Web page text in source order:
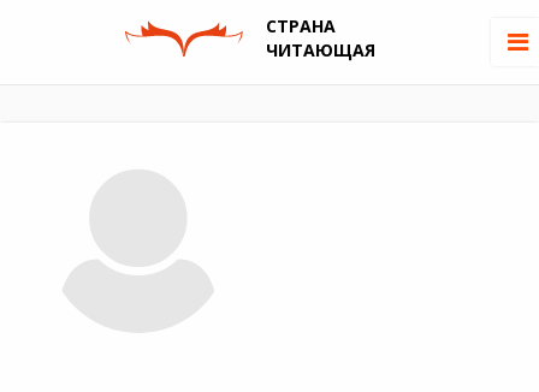
СТРАНА
ЧИТАЮЩАЯ